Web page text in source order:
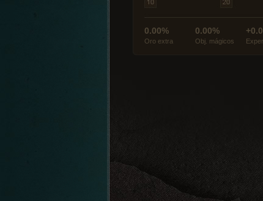
0.00%
Oro extra
0.00%
Obj. mágicos